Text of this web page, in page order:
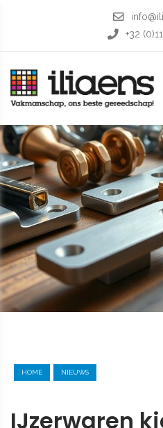
+32
HOME NIEUWS
IJzerwaren